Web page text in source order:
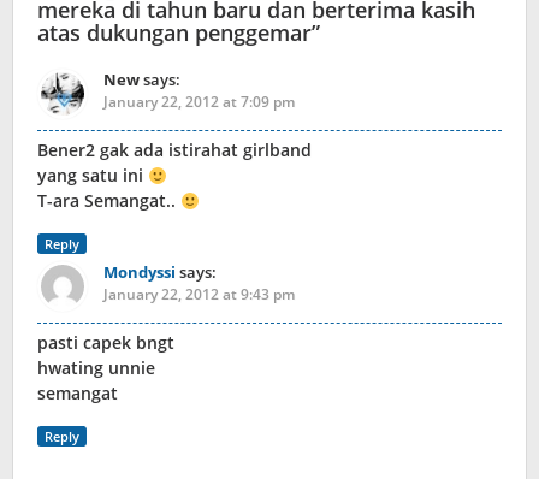
mereka di tahun baru dan berterima kasih
atas dukungan penggemar”
Newsays:
January 22, 2012 at 7:09 pm
Bener2 gak ada istirahat girlband
yang satu ini
T-ara Semangat..
Reply
Mondyssi says:
January 22, 2012 at 9:43 pm
pasti capek bngt
hwating unnie
semangat
Reply